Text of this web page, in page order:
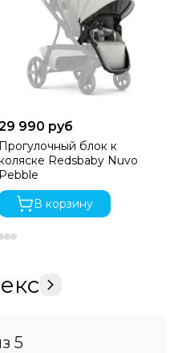
990 руб
Прогулочный блок к
Redsbaby Nuvo
Pebble
В корзину
5